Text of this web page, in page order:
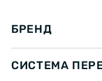
БРЕНД
СИСТЕМА